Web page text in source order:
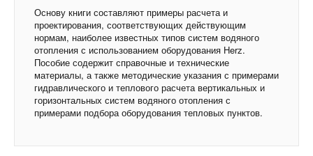
Основу книги составляют примеры расчета и
проектирования, соответствующих действующим
нормам, наиболее известных типов систем водяного
отопления с использованием оборудования Herz.
Пособие содержит справочные и технические
материалы, а также методические указания с примерами
гидравлического и теплового расчета вертикальных и
горизонтальных систем водяного отопления с
примерами подбора оборудования тепловых пунктов.